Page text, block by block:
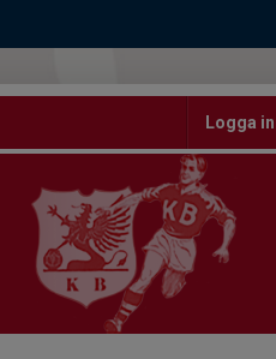
Logga in